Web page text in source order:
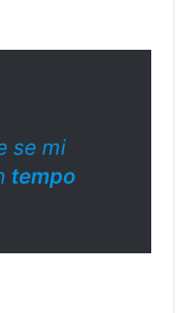
se mi
tempo